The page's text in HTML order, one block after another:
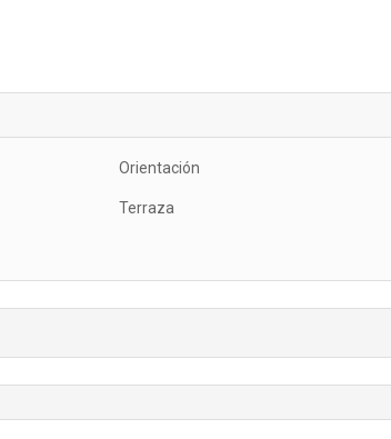
Orientación
Terraza